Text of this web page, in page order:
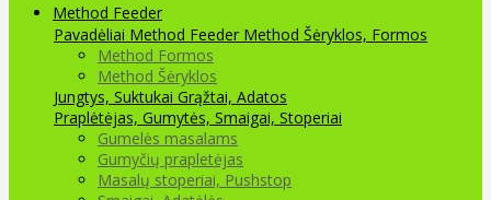
Method Feeder
Pavadėliai Method Feeder Method Šėryklos, Formos
Method Formos
Method Šėryklos
Jungtys, Suktukai Grąžtai, Adatos
Praplėtėjas, Gumytės, Smaigai, Stoperiai
Gumelės masalams
Gumyčių prapletėjas
Masalų stoperiai, Pushstop